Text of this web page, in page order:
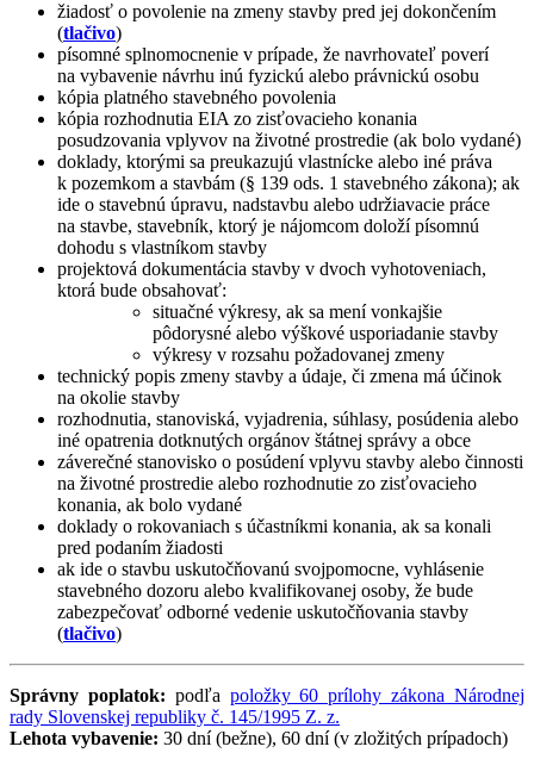
žiadosť o povolenie na zmeny stavby pred jej dokončením
(tlačivo)
písomné splnomocnenie v prípade, že navrhovateľ poverí
na vybavenie návrhu inú fyzickú alebo právnickú osobu
kópia platného stavebného povolenia
kópia rozhodnutia EIA zo zisťovacieho konania
posudzovania vplyvov na životné prostredie (ak bolo vydané)
doklady, ktorými sa preukazujú vlastnícke alebo iné práva
k pozemkom a stavbám (§ 139 ods. 1 stavebného zákona); ak
ide o stavebnú úpravu, nadstavbu alebo udržiavacie práce
na stavbe, stavebník, ktorý je nájomcom doloží písomnú
dohodu s vlastníkom stavby
projektová dokumentácia stavby v dvoch vyhotoveniach,
ktorá bude obsahovať:
situačné výkresy, ak sa mení vonkajšie
pôdorysné alebo výškové usporiadanie stavby
výkresy v rozsahu požadovanej zmeny
technický popis zmeny stavby a údaje, či zmena má účinok
na okolie stavby
rozhodnutia, stanoviská, vyjadrenia, súhlasy, posúdenia alebo
iné opatrenia dotknutých orgánov štátnej správy a obce
záverečné stanovisko o posúdení vplyvu stavby alebo činnosti
na životné prostredie alebo rozhodnutie zo zisťovacieho
konania, ak bolo vydané
doklady o rokovaniach s účastníkmi konania, ak sa konali
pred podaním žiadosti
ak ide o stavbu uskutočňovanú svojpomocne, vyhlásenie
stavebného dozoru alebo kvalifikovanej osoby, že bude
zabezpečovať odborné vedenie uskutočňovania stavby
(tlačivo)
Správny poplatok: podľa položky 60 prílohy zákona Národnej
rady Slovenskej republiky č. 145/1995 Z. z.
Lehota vybavenie: 30 dní (bežne), 60 dní (v zložitých prípadoch)